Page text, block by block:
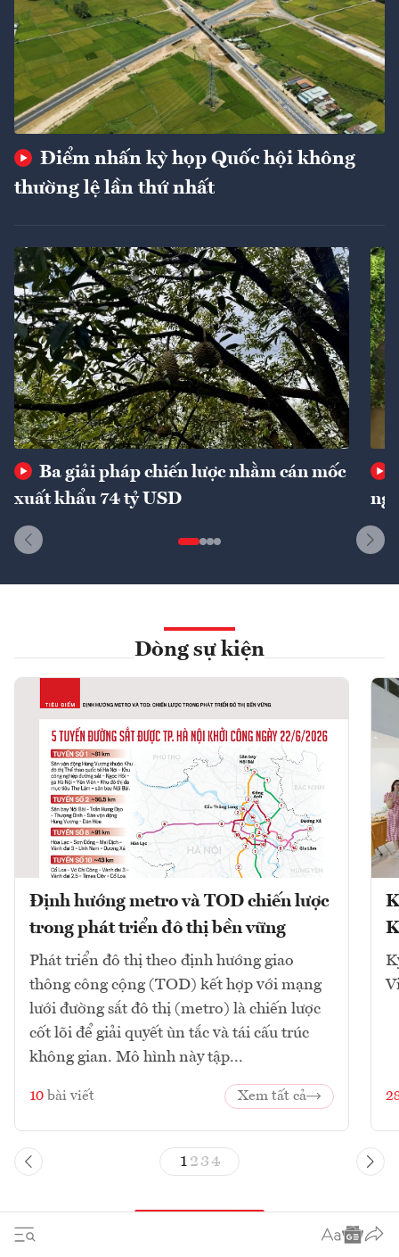
Điểm nhấn kỳ họp Quốc hội không
thường lệ lần thứ nhất
Ba giải pháp chiến lược nhằm cán mốc
xuất khẩu 74 tỷ USD
Dòng sự kiện
Định hướng metro và TOD chiến lược
trong phát triển đô thị bền vững
Phát triển đô thị theo định hướng giao
thông công cộng (TOD) kết hợp với mạng
lưới đường sắt đô thị (metro) là chiến lược
cốt lõi để giải quyết ùn tắc và tái cấu trúc
không gian. Mô hình này tập...
10 bài viết Xem tất cả
1 23 4